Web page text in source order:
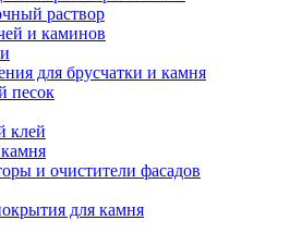
раствор
и каминов
для брусчатки и камня
песок
клей
и очистители фасадов
для камня